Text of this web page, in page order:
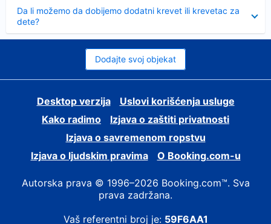
Da li možemo da dobijemo dodatni krevet ili krevetac za
dete?
Dodajte svoj objekat
Desktop verzija
Uslovi korišćenja usluge
Kako radimo
Izjava o zaštiti privatnosti
Izjava o savremenom ropstvu
Izjava o ljudskim pravima
О Booking.com-u
Autorska prava © 1996–2026 Booking.com™. Sva
prava zadržana.
Vaš referentni broj je: 59F6AA1